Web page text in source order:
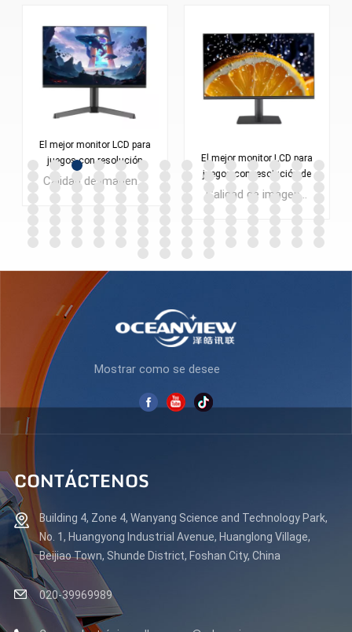
El mejor monitor LCD para
juegos con resolución
2560*1440, pantalla de 24
pulgadas, monitor de PC
ES238Q180
Calidad de imagen QHD @180Hz Monitor LCD para juegos FAST VA de 24 pulgadas Cantidad mínima de pedido: 300 piezas
APRENDE MÁS
El mejor monitor LCD para
juegos con resolución de
2560 x 1440, pantalla de
27 pulgadas, monitor de
PC ES270Q180
Calidad de imagen QHD @180Hz Monitor para juegos LCD FAST IPS de 27 pulgadas Cantidad mínima de pedido: 300 piezas
Mostrar como se desee
CONTÁCTENOS
Building 4, Zone 4, Wanyang Science and Technology Park,
No. 1, Huangyong Industrial Avenue, Huanglong Village,
Beijiao Town, Shunde District, Foshan City, China
020-39969989